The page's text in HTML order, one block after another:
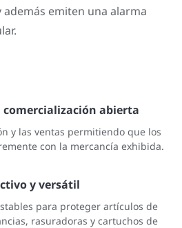
emiten una alarma
comercialización abierta
y las ventas permitiendo que los
con la mercancía exhibida.
y versátil
para proteger artículos de
rasuradoras y cartuchos de